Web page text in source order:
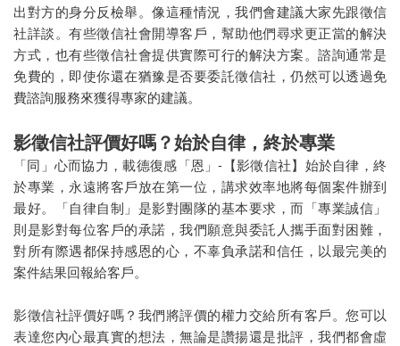
出對方的身分反檢舉。像這種情況，我們會建議大家先跟徵信
社詳談。有些徵信社會開導客戶，幫助他們尋求更正當的解決
方式，也有些徵信社會提供實際可行的解決方案。諮詢通常是
免費的，即使你還在猶豫是否要委託徵信社，仍然可以透過免
費諮詢服務來獲得專家的建議。
影徵信社評價好嗎？始於自律，終於專業
「同」心而協力，載德復感「恩」-【影徵信社】始於自律，終
於專業，永遠將客戶放在第一位，講求效率地將每個案件辦到
最好。「自律自制」是影對團隊的基本要求，而「專業誠信」
則是影對每位客戶的承諾，我們願意與委託人攜手面對困難，
對所有際遇都保持感恩的心，不辜負承諾和信任，以最完美的
案件結果回報給客戶。
影徵信社評價好嗎？我們將評價的權力交給所有客戶。您可以
表達您內心最真實的想法，無論是讚揚還是批評，我們都會虛